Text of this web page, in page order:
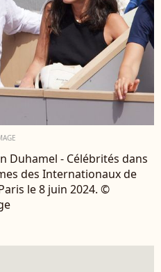
Duhamel - Célébrités dans
des Internationaux de
le 8 juin 2024. ©